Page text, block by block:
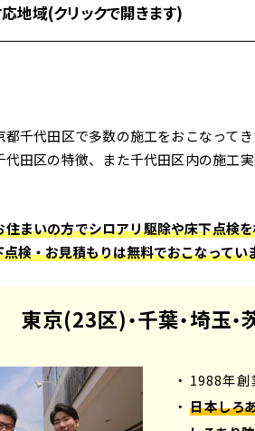
地域(クリックで開きます)
市、新座市
都千代田区で多数の施工をおこなって
代田区の特徴、また千代田区内の施工
住まいの方でシロアリ駆除や床下点検
検・お見積もりは無料でおこなってい
東京(23区)・千葉・埼玉・
・ 1988年
・ 日本しろ